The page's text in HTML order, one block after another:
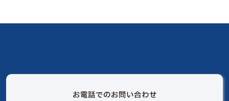
お電話でのお問い合わせ